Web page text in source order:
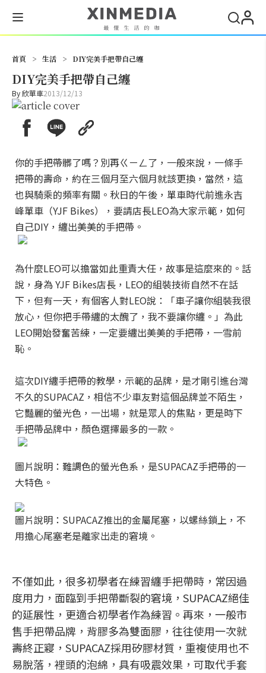
首頁 > 生活 > DIY完美手把帶自己纏
DIY完美手把帶自己纏
By欣單車2013/12/13
你的手把帶髒了嗎？別再ㄍㄧㄥ了，一般來說，一條手
把帶的壽命，約在三個月至六個月就該更換，當然，這
也與騎乘的頻率有關。秋日的午後，單車時代前進永吉
峰單車（YJF Bikes），要請店長LEO為大家示範，如何
自己DIY，纏出美美的手把帶。
為什麼LEO可以擔當如此重責大任，故事是這麼來的。話
說，身為 YJF Bikes店長，LEO的組裝技術自然不在話
下，但有一天，有個客人對LEO說：「車子讓你組裝我很
放心，但你把手帶纏的太醜了，我不要讓你纏。」為此
LEO開始發奮苦練，一定要纏出美美的手把帶，一雪前
恥。
這次DIY纏手把帶的教學，示範的品牌，是才剛引進台灣
不久的SUPACAZ，相信不少車友對這個品牌並不陌生，
它豔麗的螢光色，一出場，就是眾人的焦點，更是時下
手把帶品牌中，顏色選擇最多的一款。
圖片說明：難調色的螢光色系，是SUPACAZ手把帶的一
大特色。
圖片說明：SUPACAZ推出的金屬尾塞，以螺絲鎖上，不
用擔心尾塞老是離家出走的窘境。
不僅如此，很多初學者在練習纏手把帶時，常因過
度用力，面臨到手把帶斷裂的窘境，SUPACAZ絕佳
的延展性，更適合初學者作為練習。再來，一般市
售手把帶品牌，背膠多為雙面膠，往往使用一次就
壽終正寢，SUPACAZ採用矽膠材質，重複使用也不
易脫落，裡頭的泡綿，具有吸震效果，可取代手套